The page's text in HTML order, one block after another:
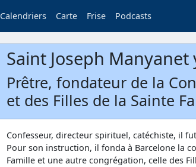
Calendriers Carte Frise Podcasts
Saint Joseph Manyanet
Prêtre, fondateur de la
et des Filles de la Sainte
Confesseur, directeur spirituel, catéchiste, il
Pour son instruction, il fonda à Barcelone la
Famille et une autre congrégation, celle des